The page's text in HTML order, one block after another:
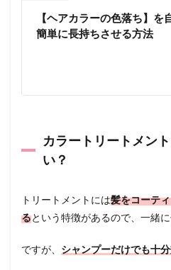
【ヘアカラーの色落ち】を
簡単に長持ちさせる方法
カラートリートメン
い？
トリートメントには髪をコーテ
るという特徴があるので、一緒
ですが、 シャンプーだけでも十